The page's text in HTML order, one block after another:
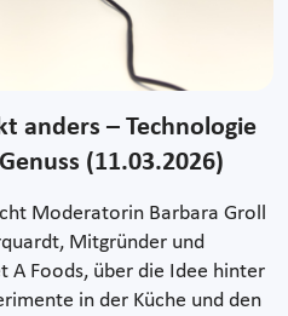
anders – Technologie
(11.03.2026)
Moderatorin Barbara Groll
Mitgründer und
A Foods, über die Idee hinter
in der Küche und den